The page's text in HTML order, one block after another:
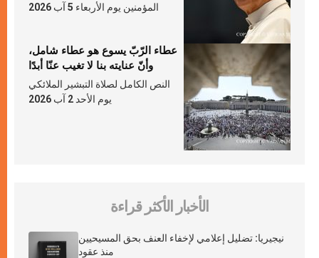
المؤمنين يوم الأربعاء 5 آب 2026
عطاء الرّبّ يسوع هو عطاء شامل،
وأنّ عنايته بنا لا تغيب عنّا أبدًا
النص الكامل لصلاة التبشير الملائكي
يوم الأحد 2 آب 2026
الأخبار الأكثر قراءة
نيجيريا: تضليل إعلامي لإخفاء العنف بحق المسيحيين
منذ عقود